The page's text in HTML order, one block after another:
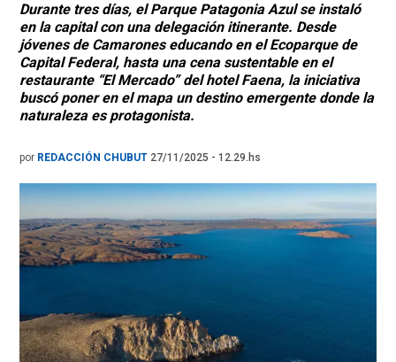
Durante tres días, el Parque Patagonia Azul se instaló
en la capital con una delegación itinerante. Desde
jóvenes de Camarones educando en el Ecoparque de
Capital Federal, hasta una cena sustentable en el
restaurante “El Mercado” del hotel Faena, la iniciativa
buscó poner en el mapa un destino emergente donde la
naturaleza es protagonista.
por REDACCIÓN CHUBUT 27/11/2025 - 12.29.hs